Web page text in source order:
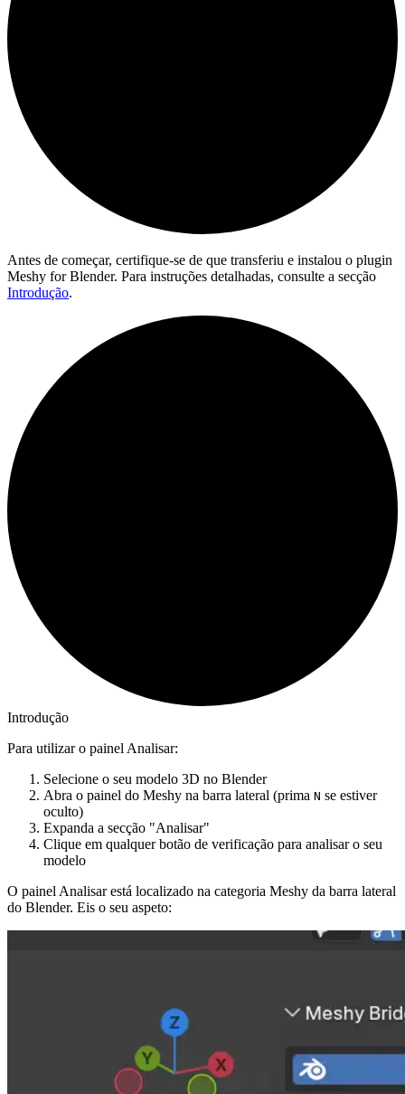
Antes de começar, certifique-se de que transferiu e instalou o plugin
Meshy for Blender. Para instruções detalhadas, consulte a secção
Introdução.
Introdução
Para utilizar o painel Analisar:
Selecione o seu modelo 3D no Blender
Abra o painel do Meshy na barra lateral (prima N se estiver
oculto)
Expanda a secção "Analisar"
Clique em qualquer botão de verificação para analisar o seu
modelo
O painel Analisar está localizado na categoria Meshy da barra lateral
do Blender. Eis o seu aspeto: